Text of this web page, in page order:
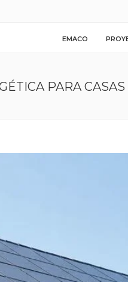
EMACO
PARA